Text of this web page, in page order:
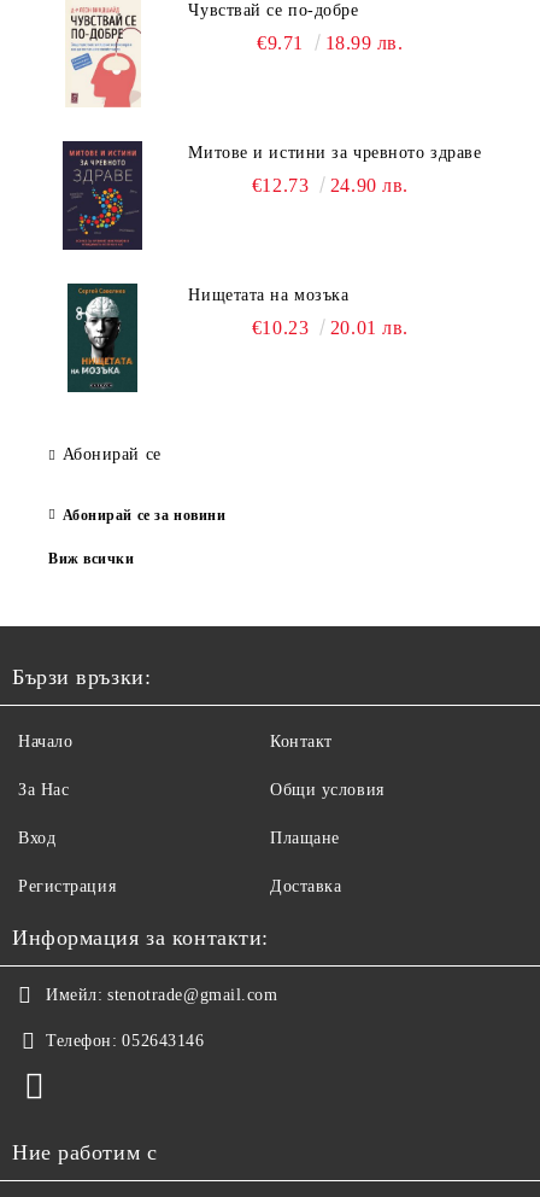
Чувствай се по-добре
€9.71 18.99 лв.
Митове и истини за чревното здраве
€12.73 24.90 лв.
Нищетата на мозъка
€10.23 20.01 лв.
Абонирай се
Абонирай се за новини
Виж всички
Бързи връзки:
Начало
За Нас
Вход
Регистрация
Контакт
Общи условия
Плащане
Доставка
Информация за контакти:
Имейл: stenotrade@gmail.com
Телефон: 052643146
Ние работим с